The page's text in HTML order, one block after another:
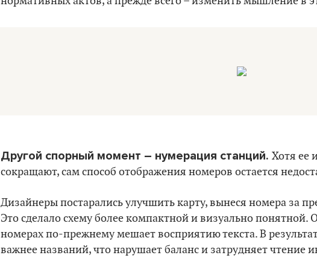
Другой спорный момент – нумерация станций. Хотя ее
сокращают, сам способ отображения номеров остается
Дизайнеры постарались улучшить карту, вынеся номера за
Это сделало схему более компактной и визуально
номерах по-прежнему мешает восприятию текста. В
важнее названий, что нарушает баланс и затрудняет чтение